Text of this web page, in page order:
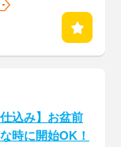
込み】お盆前
時に開始OK！